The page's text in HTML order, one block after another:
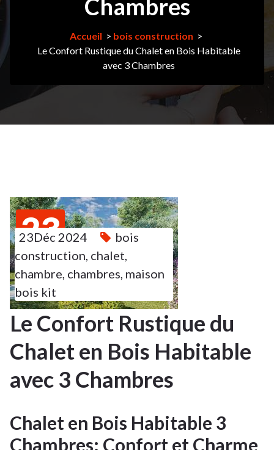
Chambres
Accueil > bois construction >
Le Confort Rustique du Chalet en Bois Habitable
avec 3 Chambres
23
23Déc 2024
bois
construction chalet
chambre chambres maison
bois kit
Le Confort Rustique du
Chalet en Bois Habitable
avec 3 Chambres
Chalet en Bois Habitable 3
Chambres: Confort et Charme